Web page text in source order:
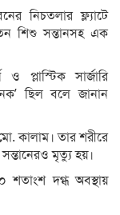
নিচতলার ফ্ল্যাটে
শিশু সন্তানসহ এক
প্লাস্টিক সার্জারি
ছিল বলে জানান
কালাম। তার শরীরে
মৃত্যু হয়।
শতাংশ দগ্ধ অবস্থায়